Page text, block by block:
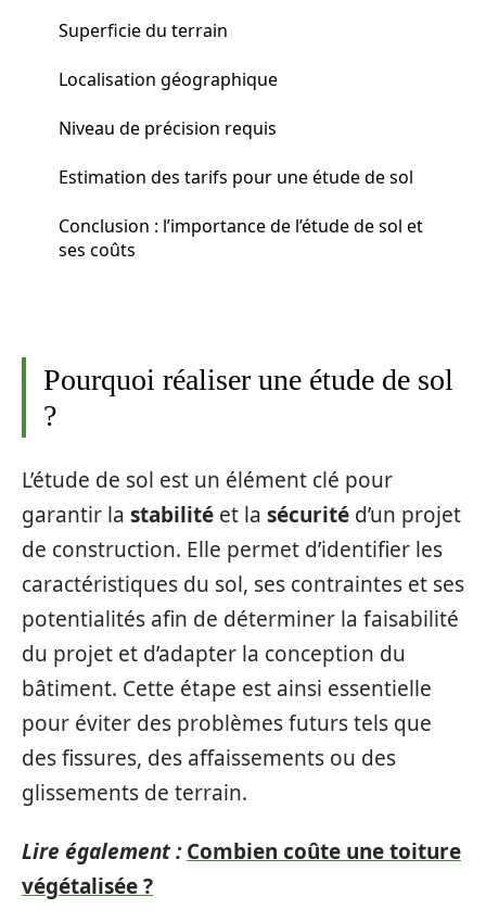
Superficie du terrain
Localisation géographique
Niveau de précision requis
Estimation des tarifs pour une étude de sol
Conclusion : l’importance de l’étude de sol et
ses coûts
Pourquoi réaliser une étude de sol
?
L’étude de sol est un élément clé pour
garantir la stabilité et la sécurité d’un projet
de construction. Elle permet d’identifier les
caractéristiques du sol, ses contraintes et ses
potentialités afin de déterminer la faisabilité
du projet et d’adapter la conception du
bâtiment. Cette étape est ainsi essentielle
pour éviter des problèmes futurs tels que
des fissures, des affaissements ou des
glissements de terrain.
Lire également : Combien coûte une toiture
végétalisée ?